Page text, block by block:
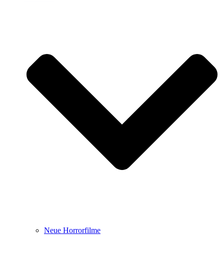
Neue Horrorfilme